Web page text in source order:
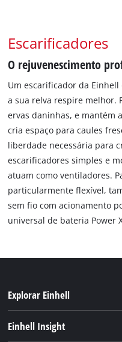
Escarificadores
O rejuvenescimento
Um escarificador da
a sua relva respire melhor.
ervas daninhas, e mantém
cria espaço para caules
liberdade necessária para
escarificadores simples e
atuam como ventiladores.
particularmente flexível,
sem fio com acionamento
universal de bateria Power
Explorar Einhell
Einhell Insight